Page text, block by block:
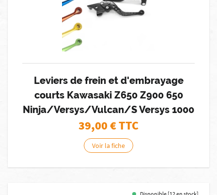
Leviers de frein et d'embrayage
courts Kawasaki Z650 Z900 650
Ninja/Versys/Vulcan/S Versys 1000
39,00€ TTC
Voir la fiche